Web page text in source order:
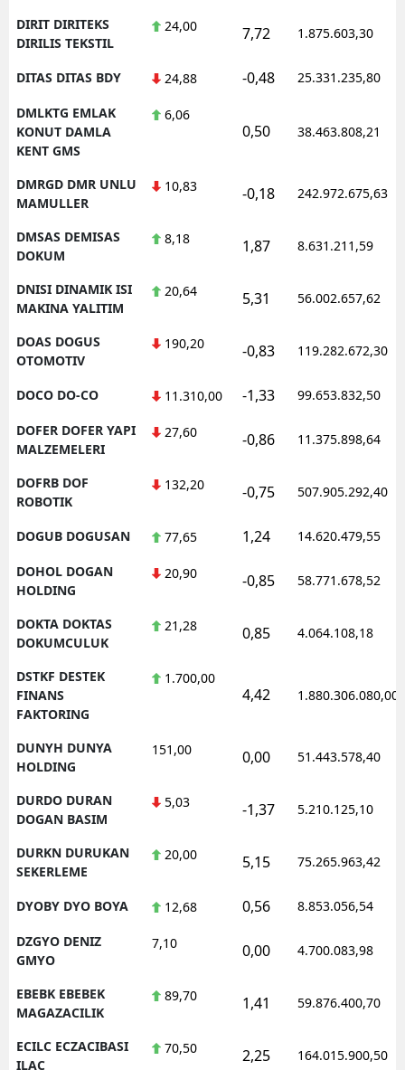
DIRIT DIRITEKS
DIRILIS TEKSTIL
24,00 7,72 1.875.603,30
DITAS DITAS BDY 24,88 -0,48 25.331.235,80
DMLKTG EMLAK
KONUT DAMLA
KENT GMS
6,06
0,50 38.463.808,21
DMRGD DMR UNLU
MAMULLER
10,83 -0,18 242.972.675,63
DMSAS DEMISAS
DOKUM
8,18 1,87 8.631.211,59
DNISI DINAMIK ISI
MAKINA YALITIM
20,64 5,31 56.002.657,62
DOAS DOGUS
OTOMOTIV
190,20 -0,83 119.282.672,30
DOCO DO-CO 11.310,00 -1,33 99.653.832,50
DOFER DOFER YAPI
MALZEMELERI
27,60 -0,86 11.375.898,64
DOFRB DOF
ROBOTIK
132,20 -0,75 507.905.292,40
DOGUB DOGUSAN 77,65 1,24 14.620.479,55
DOHOL DOGAN
HOLDING
20,90 -0,85 58.771.678,52
DOKTA DOKTAS
DOKUMCULUK
21,28 0,85 4.064.108,18
DSTKF DESTEK
FINANS
FAKTORING
1.700,00
4,42 1.880.306.080,00
DUNYH DUNYA
HOLDING
151,00 0,00 51.443.578,40
DURDO DURAN
DOGAN BASIM
5,03 -1,37 5.210.125,10
DURKN DURUKAN
SEKERLEME
20,00 5,15 75.265.963,42
DYOBY DYO BOYA 12,68 0,56 8.853.056,54
DZGYO DENIZ
GMYO
7,10 0,00 4.700.083,98
EBEBK EBEBEK
MAGAZACILIK
89,70 1,41 59.876.400,70
ECILC ECZACIBASI
ILAC
70,50 2,25 164.015.900,50